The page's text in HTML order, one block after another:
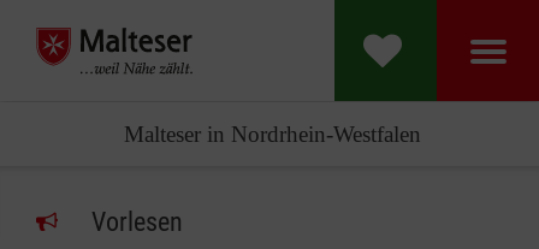
Malteser in Nordrhein-Westfalen
Vorlesen